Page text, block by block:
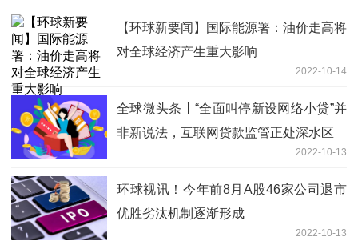
【环球新要闻】国际能源署：油价走高将
对全球经济产生重大影响
2022-10-14
全球微头条丨“全面叫停新设网络小贷”并
非新说法，互联网贷款监管正处深水区
2022-10-13
环球视讯！今年前8月A股46家公司退市
优胜劣汰机制逐渐形成
2022-10-13